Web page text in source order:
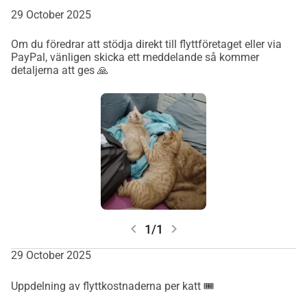
29 October 2025
Om du föredrar att stödja direkt till flyttföretaget eller via
PayPal, vänligen skicka ett meddelande så kommer
detaljerna att ges 🙏
chevron_left 1/1 chevron_right
29 October 2025
Uppdelning av flyttkostnaderna per katt 🎟